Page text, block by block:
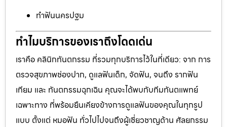
ทำฟันนครปฐม
ทำไมบริการของเราถึงโดดเด่น
เราคือ คลินิกทันตกรรม ที่รวมทุกบริการไว้ในที่เดียว: จาก การ
ตรวจสุขภาพช่องปาก, ดูแลฟันเด็ก, จัดฟัน, จนถึง รากฟัน
เทียม และ ทันตกรรมฉุกเฉิน คุณจะได้พบกับทีมทันตแพทย์
เฉพาะทาง ที่พร้อมยืนเคียงข้างการดูแลฟันของคุณในทุกรูป
แบบ ตั้งแต่ หมอฟัน ทั่วไปไปจนถึงผู้เชี่ยวชาญด้าน ศัลยกรรม